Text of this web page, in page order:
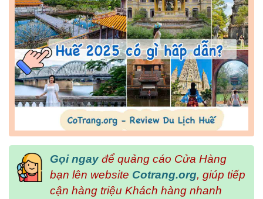
Gọi ngay để quảng cáo Cửa Hàng
bạn lên website Cotrang.org, giúp tiếp
cận hàng triệu Khách hàng nhanh